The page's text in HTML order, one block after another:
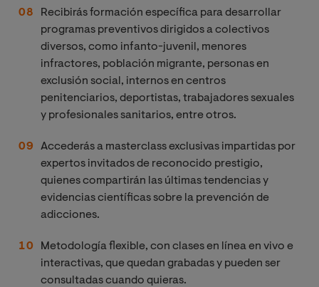
Recibirás formación específica para desarrollar
programas preventivos dirigidos a colectivos
diversos, como infanto-juvenil, menores
infractores, población migrante, personas en
exclusión social, internos en centros
penitenciarios, deportistas, trabajadores sexuales
y profesionales sanitarios, entre otros.
Accederás a masterclass exclusivas impartidas por
expertos invitados de reconocido prestigio,
quienes compartirán las últimas tendencias y
evidencias científicas sobre la prevención de
adicciones.
Metodología flexible, con clases en línea en vivo e
interactivas, que quedan grabadas y pueden ser
consultadas cuando quieras.